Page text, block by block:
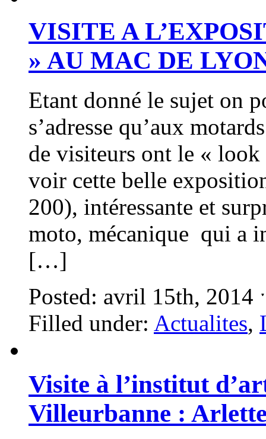
VISITE A
» AU MAC DE
Etant donné le sujet on
s’adresse qu’aux
de visiteurs ont le «
voir cette belle
200), intéressante et
moto, mécanique qui a
[…]
Posted: avril 15th, 2014
Filled under: Actualites,
Visite à l’institut
Villeurbanne :